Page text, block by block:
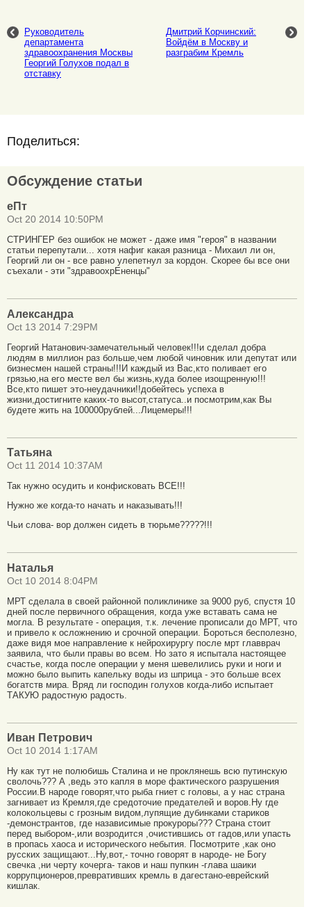
Руководитель
департамента
здравоохранения Москвы
Георгий Голухов подал в
отставку
Дмитрий Корчинский:
Войдём в Москву и
разграбим Кремль
Поделиться:
Обсуждение статьи
еПт
Oct 20 2014 10:50PM
СТРИНГЕР без ошибок не может - даже имя "героя" в названии
статьи перепутали... хотя нафиг какая разница - Михаил ли он,
Георгий ли он - все равно улепетнул за кордон. Скорее бы все они
съехали - эти "здравоохрЕненцы"
Александра
Oct 13 2014 7:29PM
Георгий Натанович-замечательный человек!!!и сделал добра
людям в миллион раз больше,чем любой чиновник или депутат или
бизнесмен нашей страны!!!И каждый из Вас,кто поливает его
грязью,на его месте вел бы жизнь,куда более изощренную!!!
Все,кто пишет это-неудачники!!добейтесь успеха в
жизни,достигните каких-то высот,статуса..и посмотрим,как Вы
будете жить на 100000рублей...Лицемеры!!!
Татьяна
Oct 11 2014 10:37AM
Так нужно осудить и конфисковать ВСЕ!!!
Нужно же когда-то начать и наказывать!!!
Чьи слова- вор должен сидеть в тюрьме?????!!!
Наталья
Oct 10 2014 8:04PM
МРТ сделала в своей районной поликлинике за 9000 руб, спустя 10
дней после первичного обращения, когда уже вставать сама не
могла. В результате - операция, т.к. лечение прописали до МРТ, что
и привело к осложнению и срочной операции. Бороться бесполезно,
даже видя мое направление к нейрохирургу после мрт главврач
заявила, что были правы во всем. Но зато я испытала настоящее
счастье, когда после операции у меня шевелились руки и ноги и
можно было выпить капельку воды из шприца - это больше всех
богатств мира. Вряд ли господин голухов когда-либо испытает
ТАКУЮ радостную радость.
Иван Петрович
Oct 10 2014 1:17AM
Ну как тут не полюбишь Сталина и не проклянешь всю путинскую
сволочь??? А ,ведь это капля в море фактического разрушения
России.В народе говорят,что рыба гниет с головы, а у нас страна
загнивает из Кремля,где средоточие предателей и воров.Ну где
колокольцевы с грозным видом,лупящие дубинками стариков
-демонстрантов, где назависимые прокуроры??? Страна стоит
перед выбором-,или возродится ,очистившись от гадов,или упасть
в пропась хаоса и исторического небытия. Посмотрите ,как оно
русских защищают...Ну,вот,- точно говорят в народе- не Богу
свечка ,ни черту кочерга- таков и наш пупкин -глава шаики
коррупционеров,превративших кремль в дагестано-еврейский
кишлак.